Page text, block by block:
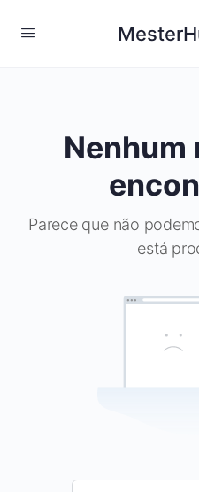
Nenhum
Parece que não
está